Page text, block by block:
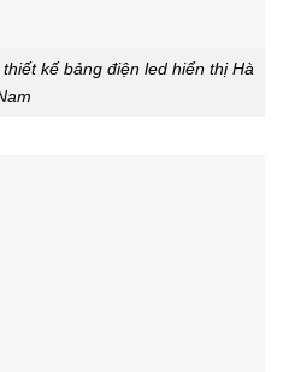
kế bảng điện led hiển thị Hà